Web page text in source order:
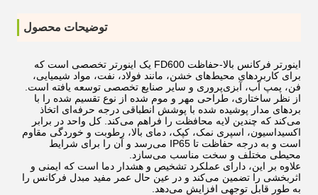
توضیحات محصول
اینورتر فرکانس بالا-حفاظت FD600 یک اینورتر تخصصی است که
برای کاربردهای محیط‌های خشن، مانند فولاد، نفت، مواد شیمیایی،
فن، پمپ آب، آبزی‌پروری و سایر صنایع تخصصی توسعه یافته است.
از نظر ساختاری، طراحی مهر و موم شده از نوع تقسیم شده را با
بردهای مدار پوشیده شده با پوشش انطباقی درجه حرفه‌ای اتخاذ
می‌کند که چندین لایه محافظت را فراهم می‌کند. کل واحد در برابر
اکسیداسیون، اسپری نمک، کپک، دمای بالا، رطوبت و خوردگی مقاوم
است و به درجه حفاظت تا IP65 می‌رسد و آن را برای شرایط
محیطی مختلف و سخت مناسب می‌سازد.
علاوه بر این، دارای عملکرد تشخیص و هشدار دما است که ایمنی و
اثربخشی را تضمین می‌کند و در عین حال عمر مفید مبدل فرکانس را
به طور قابل توجهی افزایش می‌دهد.